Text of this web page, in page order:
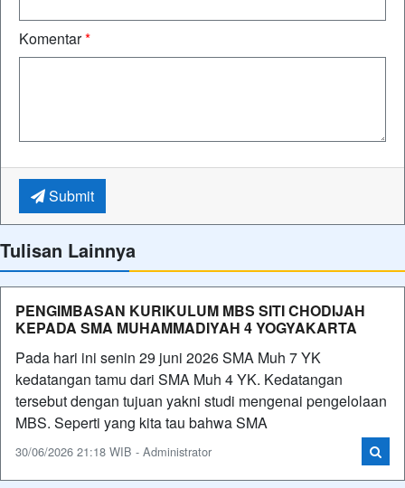
Komentar*
Submit
Tulisan Lainnya
PENGIMBASAN KURIKULUM MBS SITI CHODIJAH
KEPADA SMA MUHAMMADIYAH 4 YOGYAKARTA
Pada hari ini senin 29 juni 2026 SMA Muh 7 YK
kedatangan tamu dari SMA Muh 4 YK. Kedatangan
tersebut dengan tujuan yakni studi mengenai pengelolaan
MBS. Seperti yang kita tau bahwa SMA
30/06/2026 21:18 WIB - Administrator